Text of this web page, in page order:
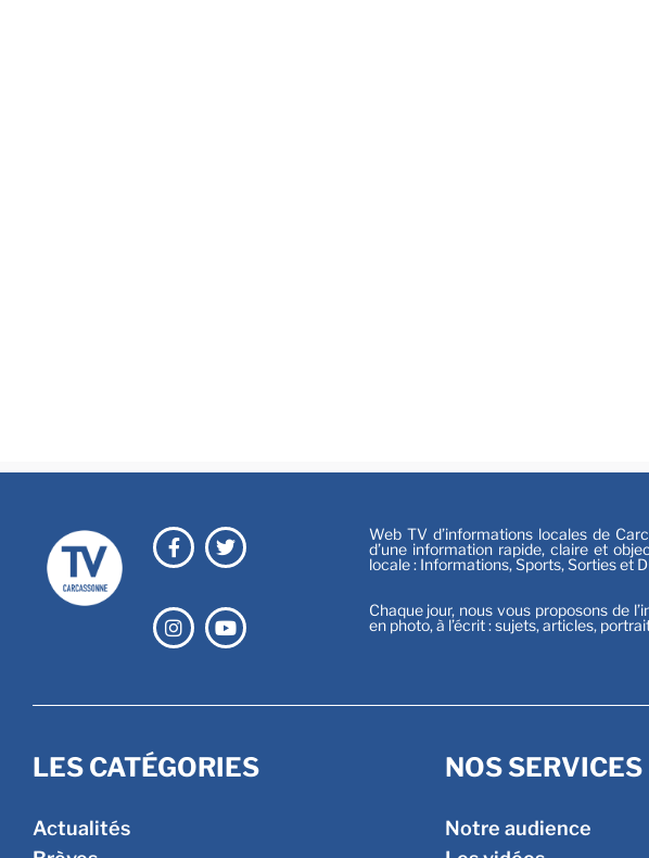
Web TV d’informations locales de
d’une information rapide, claire et
locale : Informations, Sports, Sorties et
Chaque jour, nous vous proposons de
en photo, à l’écrit : sujets, articles,
LES CATÉGORIES
Actualités
NOS SERVICES
Notre audience